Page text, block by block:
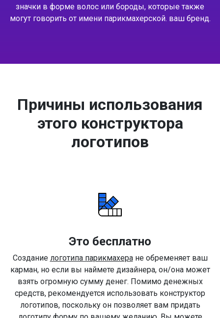
значки в форме волос или бороды, которые также
могут говорить от имени парикмахерской. ваш бренд.
Причины использования
этого конструктора
логотипов
Это бесплатно
Создание логотипа парикмахеране обременяет ваш
карман, но если вы наймете дизайнера, он/она может
взять огромную сумму денег. Помимо денежных
средств, рекомендуется использовать конструктор
логотипов, поскольку он позволяет вам придать